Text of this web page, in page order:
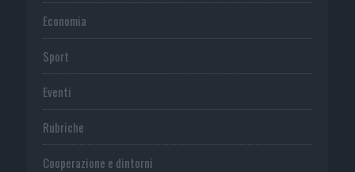
Economia
Sport
Eventi
Rubriche
Cooperazione e dintorni